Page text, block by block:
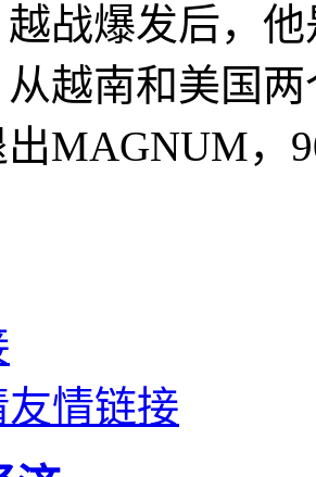
战爆发后，
越南和美国
MAGNUM，
友情链接